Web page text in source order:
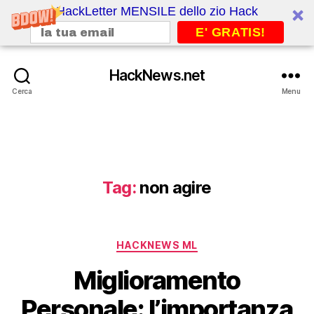
HackLetter MENSILE dello zio Hack
E' GRATIS!
Cerca
HackNews.net
Menu
Tag: non agire
Categorie
HACKNEWS ML
Miglioramento